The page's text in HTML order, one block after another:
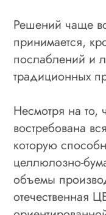
Решений чаще
принимается,
послаблений и
традиционных
Несмотря на то,
востребована
которую
целлюлозно-
объемы
отечественная